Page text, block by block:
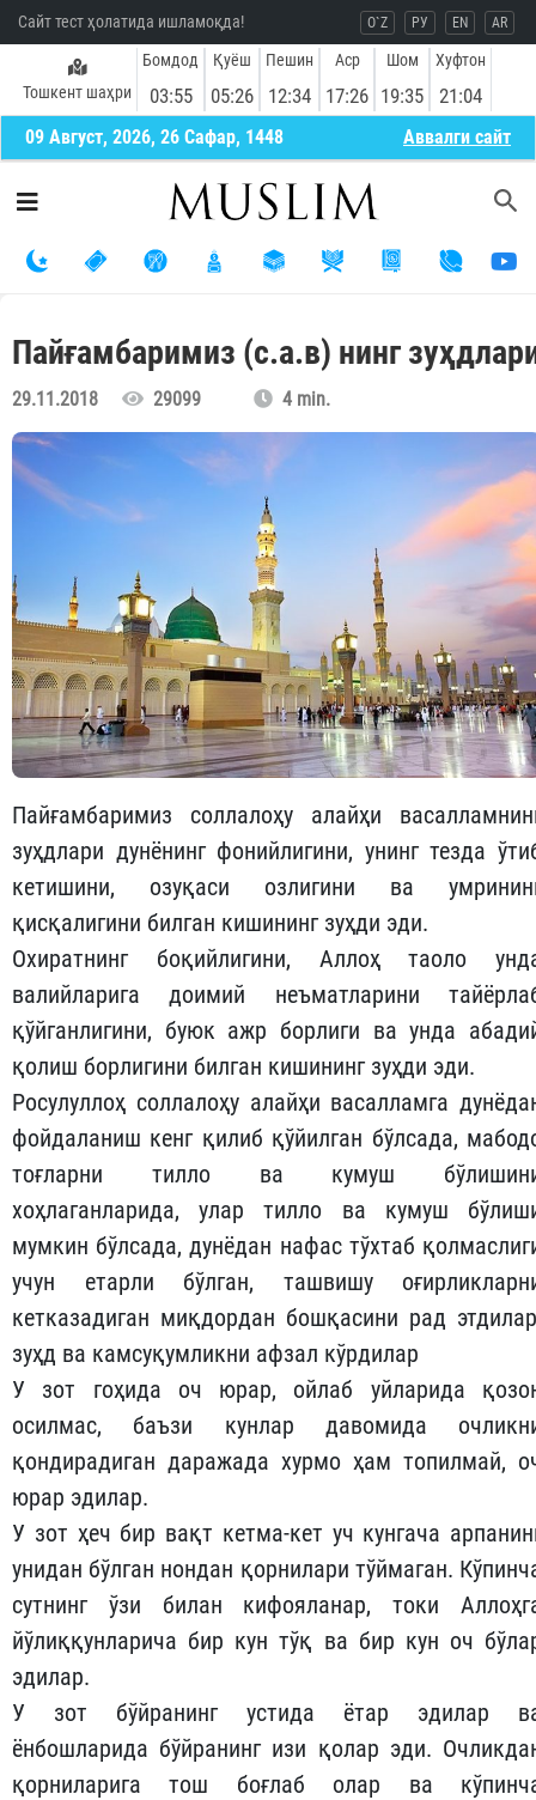
Сайт тест ҳолатида ишламоқда! O`Z РУ EN AR
Тошкент шаҳри
Бомдод
03:55
Қуёш
05:26
Пешин
12:34
Аср
17:26
Шом
19:35
Хуфтон
21:04
09 Август, 2026, 26 Сафар, 1448 Aввалги сайт
Пайғамбаримиз (с.а.в) нинг
29.11.2018 29099 4 min.
Пайғамбаримиз соллалоҳу алайҳи
зуҳдлари дунёнинг фонийлигини, унинг тезда
кетишини, озуқаси озлигини ва
қисқалигини билган кишининг зуҳди эди.
Охиратнинг боқийлигини, Аллоҳ таоло
валийларига доимий неъматларини
қўйганлигини, буюк ажр борлиги ва унда
қолиш борлигини билган кишининг зуҳди эди.
Росулуллоҳ соллалоҳу алайҳи васалламга
фойдаланиш кенг қилиб қўйилган бўлсада,
тоғларни тилло ва кумуш
хоҳлаганларида, улар тилло ва кумуш
мумкин бўлсада, дунёдан нафас тўхтаб
учун етарли бўлган, ташвишу
кетказадиган миқдордан бошқасини рад
зуҳд ва камсуқумликни афзал кўрдилар
У зот гоҳида оч юрар, ойлаб уйларида
осилмас, баъзи кунлар давомида
қондирадиган даражада хурмо ҳам топилмай,
юрар эдилар.
У зот ҳеч бир вақт кетма-кет уч кунгача
унидан бўлган нондан қорнилари тўймаган.
сутнинг ўзи билан кифояланар, токи
йўлиққунларича бир кун тўқ ва бир кун оч
эдилар.
У зот бўйранинг устида ётар эдилар
ёнбошларида бўйранинг изи қолар эди.
қорниларига тош боғлаб олар ва